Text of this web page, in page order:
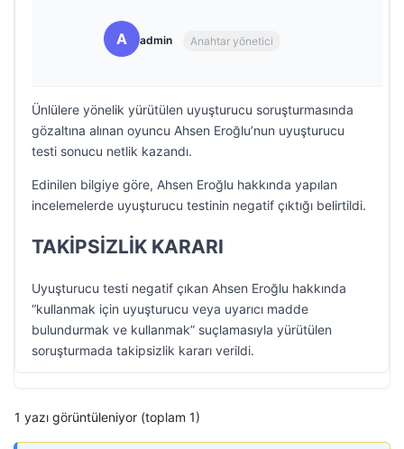
A admin Anahtar yönetici
Ünlülere yönelik yürütülen uyuşturucu soruşturmasında
gözaltına alınan oyuncu Ahsen Eroğlu’nun uyuşturucu
testi sonucu netlik kazandı.
Edinilen bilgiye göre, Ahsen Eroğlu hakkında yapılan
incelemelerde uyuşturucu testinin negatif çıktığı belirtildi.
TAKİPSİZLİK KARARI
Uyuşturucu testi negatif çıkan Ahsen Eroğlu hakkında
“kullanmak için uyuşturucu veya uyarıcı madde
bulundurmak ve kullanmak” suçlamasıyla yürütülen
soruşturmada takipsizlik kararı verildi.
1 yazı görüntüleniyor (toplam 1)